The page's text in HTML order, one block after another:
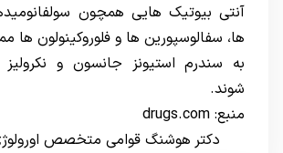
آنتی بیوتیک هایی همچون
ها، سفالوسپورین ها و فلوروکینولون
به سندرم استیونز جانسون و
شوند.
منبع: drugs.com
دکتر هوشنگ قوامی متخصص